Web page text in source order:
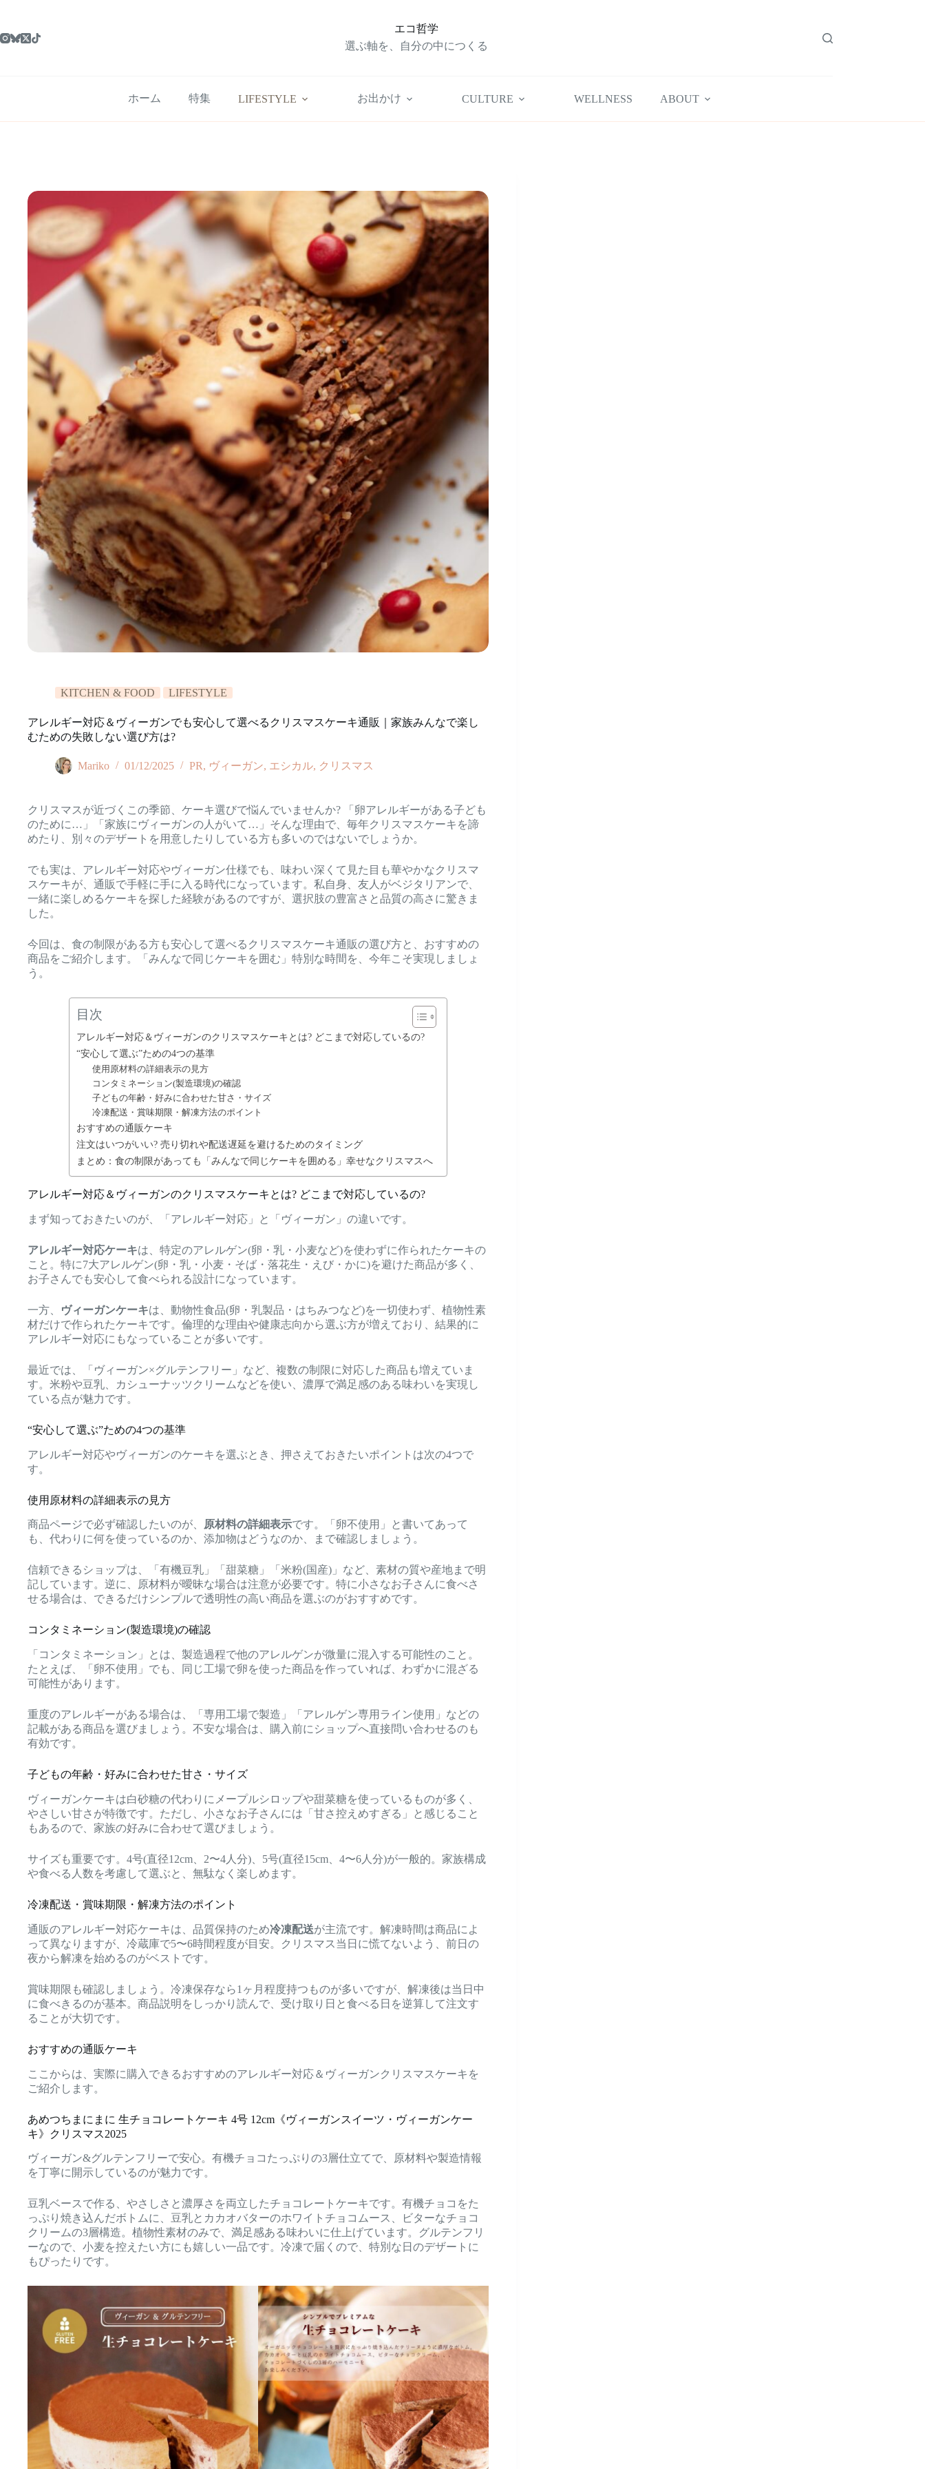
テ
ッ
エコ哲学
選ぶ軸を、自分の中につくる
ホーム 特集 LIFESTYLE お出かけ CULTURE WELLNESS ABOUT
KITCHEN & FOOD LIFESTYLE
アレルギー対応＆ヴィーガンでも安心して選べるクリスマスケーキ通販｜家族みんなで楽し
むための失敗しない選び方は?
Mariko 01/12/2025 PR, ヴィーガン, エシカル, クリスマス
クリスマスが近づくこの季節、ケーキ選びで悩んでいませんか? 「卵アレルギーがある子ども
のために…」「家族にヴィーガンの人がいて…」そんな理由で、毎年クリスマスケーキを諦
めたり、別々のデザートを用意したりしている方も多いのではないでしょうか。
でも実は、アレルギー対応やヴィーガン仕様でも、味わい深くて見た目も華やかなクリスマ
スケーキが、通販で手軽に手に入る時代になっています。私自身、友人がベジタリアンで、
一緒に楽しめるケーキを探した経験があるのですが、選択肢の豊富さと品質の高さに驚きま
した。
今回は、食の制限がある方も安心して選べるクリスマスケーキ通販の選び方と、おすすめの
商品をご紹介します。「みんなで同じケーキを囲む」特別な時間を、今年こそ実現しましょ
う。
目次
アレルギー対応＆ヴィーガンのクリスマスケーキとは? どこまで対応しているの?
“安心して選ぶ”ための4つの基準
使用原材料の詳細表示の見方
コンタミネーション(製造環境)の確認
子どもの年齢・好みに合わせた甘さ・サイズ
冷凍配送・賞味期限・解凍方法のポイント
おすすめの通販ケーキ
注文はいつがいい? 売り切れや配送遅延を避けるためのタイミング
まとめ：食の制限があっても「みんなで同じケーキを囲める」幸せなクリスマスへ
アレルギー対応＆ヴィーガンのクリスマスケーキとは? どこまで対応しているの?
まず知っておきたいのが、「アレルギー対応」と「ヴィーガン」の違いです。
アレルギー対応ケーキは、特定のアレルゲン(卵・乳・小麦など)を使わずに作られたケーキの
こと。特に7大アレルゲン(卵・乳・小麦・そば・落花生・えび・かに)を避けた商品が多く、
お子さんでも安心して食べられる設計になっています。
一方、 ヴィーガンケーキは、動物性食品(卵・乳製品・はちみつなど)を一切使わず、植物性素
材だけで作られたケーキです。倫理的な理由や健康志向から選ぶ方が増えており、結果的に
アレルギー対応にもなっていることが多いです。
最近では、「ヴィーガン×グルテンフリー」など、複数の制限に対応した商品も増えていま
す。米粉や豆乳、カシューナッツクリームなどを使い、濃厚で満足感のある味わいを実現し
ている点が魅力です。
“安心して選ぶ”ための4つの基準
アレルギー対応やヴィーガンのケーキを選ぶとき、押さえておきたいポイントは次の4つで
す。
使用原材料の詳細表示の見方
商品ページで必ず確認したいのが、 原材料の詳細表示です。「卵不使用」と書いてあって
も、代わりに何を使っているのか、添加物はどうなのか、まで確認しましょう。
信頼できるショップは、「有機豆乳」「甜菜糖」「米粉(国産)」など、素材の質や産地まで明
記しています。逆に、原材料が曖昧な場合は注意が必要です。特に小さなお子さんに食べさ
せる場合は、できるだけシンプルで透明性の高い商品を選ぶのがおすすめです。
コンタミネーション(製造環境)の確認
「コンタミネーション」とは、製造過程で他のアレルゲンが微量に混入する可能性のこと。
たとえば、「卵不使用」でも、同じ工場で卵を使った商品を作っていれば、わずかに混ざる
可能性があります。
重度のアレルギーがある場合は、「専用工場で製造」「アレルゲン専用ライン使用」などの
記載がある商品を選びましょう。不安な場合は、購入前にショップへ直接問い合わせるのも
有効です。
子どもの年齢・好みに合わせた甘さ・サイズ
ヴィーガンケーキは白砂糖の代わりにメープルシロップや甜菜糖を使っているものが多く、
やさしい甘さが特徴です。ただし、小さなお子さんには「甘さ控えめすぎる」と感じること
もあるので、家族の好みに合わせて選びましょう。
サイズも重要です。4号(直径12cm、2〜4人分)、5号(直径15cm、4〜6人分)が一般的。家族構成
や食べる人数を考慮して選ぶと、無駄なく楽しめます。
冷凍配送・賞味期限・解凍方法のポイント
通販のアレルギー対応ケーキは、品質保持のため冷凍配送が主流です。解凍時間は商品によ
って異なりますが、冷蔵庫で5〜6時間程度が目安。クリスマス当日に慌てないよう、前日の
夜から解凍を始めるのがベストです。
賞味期限も確認しましょう。冷凍保存なら1ヶ月程度持つものが多いですが、解凍後は当日中
に食べきるのが基本。商品説明をしっかり読んで、受け取り日と食べる日を逆算して注文す
ることが大切です。
おすすめの通販ケーキ
ここからは、実際に購入できるおすすめのアレルギー対応＆ヴィーガンクリスマスケーキを
ご紹介します。
あめつちまにまに 生チョコレートケーキ 4号 12cm《ヴィーガンスイーツ・ヴィーガンケー
キ》クリスマス2025
ヴィーガン&グルテンフリーで安心。有機チョコたっぷりの3層仕立てで、原材料や製造情報
を丁寧に開示しているのが魅力です。
豆乳ベースで作る、やさしさと濃厚さを両立したチョコレートケーキです。有機チョコをた
っぷり焼き込んだボトムに、豆乳とカカオバターのホワイトチョコムース、ビターなチョコ
クリームの3層構造。植物性素材のみで、満足感ある味わいに仕上げています。グルテンフリ
ーなので、小麦を控えたい方にも嬉しい一品です。冷凍で届くので、特別な日のデザートに
もぴったりです。